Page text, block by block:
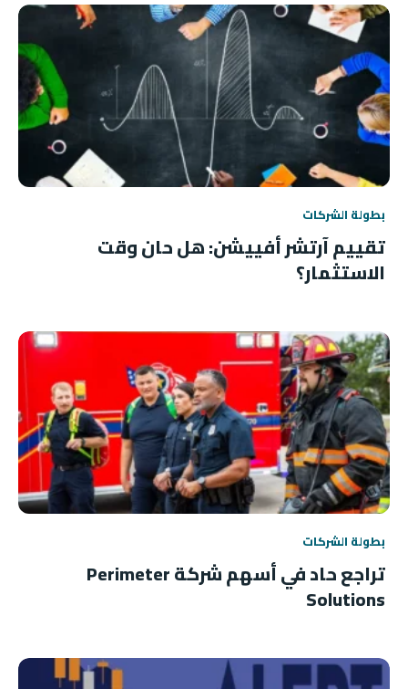
بطولة الشركات
تقييم آرتشر أفييشن: هل حان وقت
الاستثمار؟
بطولة الشركات
تراجع حاد في أسهم شركة Perimeter
Solutions